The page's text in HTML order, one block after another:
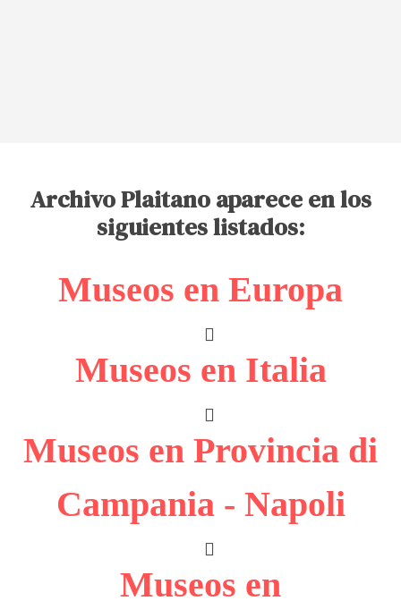
Archivo Plaitano aparece en los
siguientes listados:
Museos en Europa
Museos en Italia
Museos en Provincia di
Campania - Napoli
Museos en